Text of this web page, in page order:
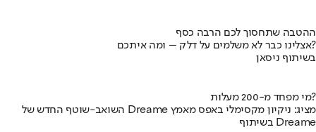
ההטבה שתחסוך לכם הרבה כסף
אצלינו כבר לא משלמים על דלק – ומה איתכם?
בשיתוף ניסאן
מי מפחד מ-200 מעלות?
השואב-שוטף החדש של Dreame מציג: ניקיון מקסימלי באפס מאמץ
בשיתוף Dreame